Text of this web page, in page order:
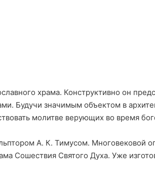
храма. Конструктивно он
Будучи значимым объектом в
молитве верующих во время
А. К. Тимусом. Многовековой
Сошествия Святого Духа. Уже